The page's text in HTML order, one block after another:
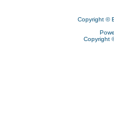
Copyright ©
Copyright